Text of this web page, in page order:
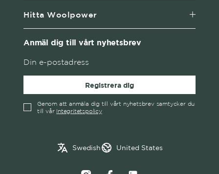
Hitta Woolpower
Anmäl dig till vårt nyhetsbrev
Registrera dig
Genom att anmäla dig till vårt nyhetsbrev samtycker du
till vår Integritetspolicy
Swedish
✓
Swedish
United States
Belgium